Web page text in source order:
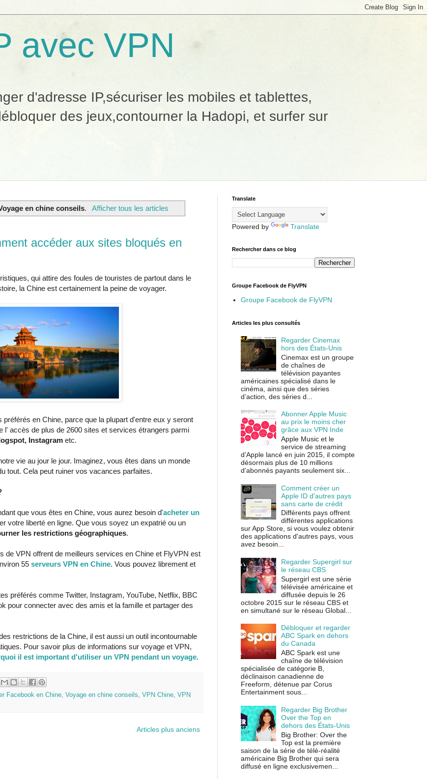
avec VPN
d'adresse IP,sécuriser les mobiles et tablettes,
des jeux,contourner la Hadopi, et surfer sur
en chine conseils. Afficher tous les articles
accéder aux sites bloqués en
qui attire des foules de touristes de partout dans le
la Chine est certainement la peine de voyager.
en Chine, parce que la plupart d'entre eux y seront
l' accès de plus de 2600 sites et services étrangers parmi
Instagram etc.
vie au jour le jour. Imaginez, vous êtes dans un monde
tout. Cela peut ruiner vos vacances parfaites.
que vous êtes en Chine, vous aurez besoin d'acheter un
votre liberté en ligne. Que vous soyez un expatrié ou un
les restrictions géographiques.
de VPN offrent de meilleurs services en Chine et FlyVPN est
55 serveurs VPN en Chine. Vous pouvez librement et
préférés comme Twitter, Instagram, YouTube, Netflix, BBC
pour connecter avec des amis et la famille et partager des
restrictions de la Chine, il est aussi un outil incontournable
Pour savoir plus de informations sur voyage et VPN,
il est important d'utiliser un VPN pendant un voyage.
Facebook en Chine, Voyage en chine conseils, VPN Chine, VPN
Articles plus anciens
Translate
Powered by Translate
Rechercher dans ce blog
Groupe Facebook de FlyVPN
Groupe Facebook de FlyVPN
Articles les plus consultés
Regarder Cinemax
hors des États-Unis
Cinemax est un groupe
de chaînes de
télévision payantes
américaines spécialisé dans le
cinéma, ainsi que des séries
d’action, des séries d...
Abonner Apple Music
au prix le moins cher
grâce aux VPN Inde
Apple Music et le
service de streaming
d’Apple lancé en juin 2015, il compte
désormais plus de 10 millions
d’abonnés payants seulement six...
Comment créer un
Apple ID d'autres pays
sans carte de crédit
Différents pays offrent
différentes applications
sur App Store, si vous voulez obtenir
des applications d'autres pays, vous
avez besoin...
Regarder Supergirl sur
le réseau CBS
Supergirl est une série
télévisée américaine et
diffusée depuis le 26
octobre 2015 sur le réseau CBS et
en simultané sur le réseau Global...
Débloquer et regarder
ABC Spark en dehors
du Canada
ABC Spark est une
chaîne de télévision
spécialisée de catégorie B,
déclinaison canadienne de
Freeform, détenue par Corus
Entertainment sous...
Regarder Big Brother
Over the Top en
dehors des États-Unis
Big Brother: Over the
Top est la première
saison de la série de télé-réalité
américaine Big Brother qui sera
diffusé en ligne exclusivemen...